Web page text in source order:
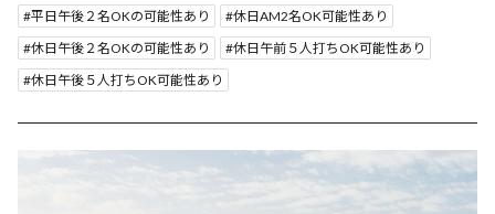
平日午後２名OKの可能性あり
休日AM2名OK可能性あり
休日午後２名OKの可能性あり
休日午前５人打ちOK可能性あり
休日午後５人打ちOK可能性あり